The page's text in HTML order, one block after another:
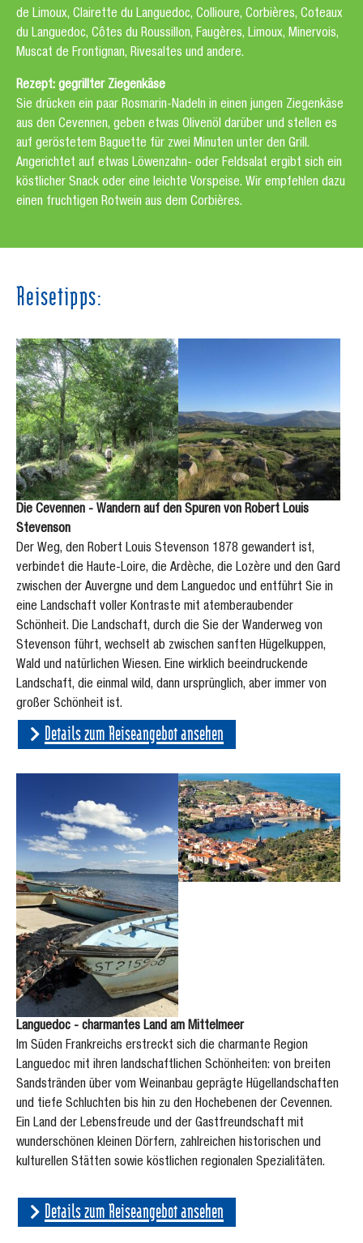
de Limoux, Clairette du Languedoc, Collioure, Corbières, Coteaux
du Languedoc, Côtes du Roussillon, Faugères, Limoux, Minervois,
Muscat de Frontignan, Rivesaltes und andere.
Rezept: gegrillter Ziegenkäse
Sie drücken ein paar Rosmarin-Nadeln in einen jungen Ziegenkäse
aus den Cevennen, geben etwas Olivenöl darüber und stellen es
auf geröstetem Baguette für zwei Minuten unter den Grill.
Angerichtet auf etwas Löwenzahn- oder Feldsalat ergibt sich ein
köstlicher Snack oder eine leichte Vorspeise. Wir empfehlen dazu
einen fruchtigen Rotwein aus dem Corbières.
Reisetipps:
Show larger version for: Show larger version
Die Cevennen - Wandern auf den Spuren von Robert Louis
Stevenson
Der Weg, den Robert Louis Stevenson 1878 gewandert ist,
verbindet die Haute-Loire, die Ardèche, die Lozère und den Gard
zwischen der Auvergne und dem Languedoc und entführt Sie in
eine Landschaft voller Kontraste mit atemberaubender
Schönheit. Die Landschaft, durch die Sie der Wanderweg von
Stevenson führt, wechselt ab zwischen sanften Hügelkuppen,
Wald und natürlichen Wiesen. Eine wirklich beeindruckende
Landschaft, die einmal wild, dann ursprünglich, aber immer von
großer Schönheit ist.
Details zum Reiseangebot ansehen
Show larger version
Languedoc - charmantes Land am Mittelmeer
Im Süden Frankreichs erstreckt sich die charmante Region
Languedoc mit ihren landschaftlichen Schönheiten: von breiten
Sandstränden über vom Weinanbau geprägte Hügellandschaften
und tiefe Schluchten bis hin zu den Hochebenen der Cevennen.
Ein Land der Lebensfreude und der Gastfreundschaft mit
wunderschönen kleinen Dörfern, zahlreichen historischen und
kulturellen Stätten sowie köstlichen regionalen Spezialitäten.
Details zum Reiseangebot ansehen